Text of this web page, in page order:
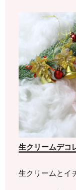
生クリームデコ
生クリームとイ